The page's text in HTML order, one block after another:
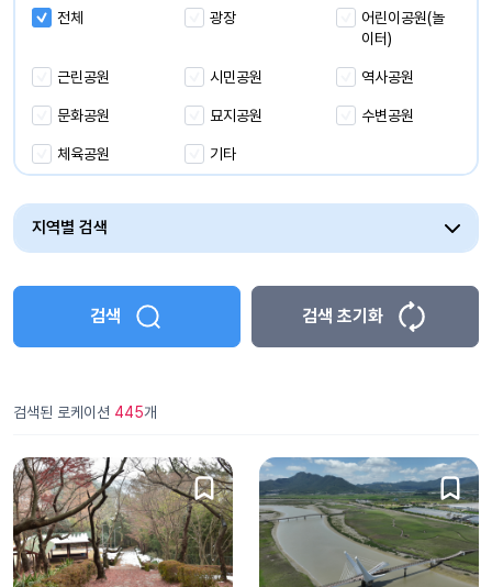
유휴시설
전체 광장
어린이공원(놀
이터)
근린공원 시민공원 역사공원
문화공원 묘지공원 수변공원
체육공원 기타
지역별 검색
검색 검색 초기화
검색된 로케이션 445개